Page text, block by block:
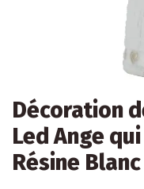
Décoration
Led Ange
Résine Blanc